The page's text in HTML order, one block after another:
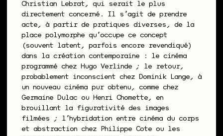
Christian Lebrat, qui serait le plus
directement concerné. Il sʼagit de prendre
acte, à partir de pratiques diverses, de la
place polymorphe quʼoccupe ce concept
(souvent latent, parfois encore revendiqué)
dans la création contemporaine : le cinéma
programmé chez Hugo Verlinde ; le retour,
probablement inconscient chez Dominik Lange, à
un nouveau cinéma pur obtenu, comme chez
Germaine Dulac ou Henri Chomette, en
brouillant la figurativité des images
filmées ; lʼhybridation entre cinéma du corps
et abstraction chez Philippe Cote ou les